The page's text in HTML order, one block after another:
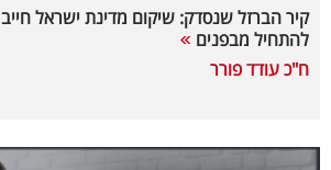
טלוויזיה
עסקי
קריירה
קיר הברזל שנסדק: שיקום מדינת ישראל חייב
להתחיל מבפנים
ח"כ עודד פורר